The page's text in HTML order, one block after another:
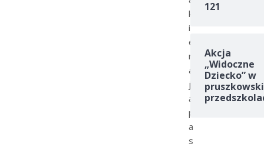
k
i
e
m
a
j
ą
p
a
s
121
Akcja
„Widoczne
Dziecko” w